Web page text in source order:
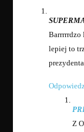
Barrrrrdzo
lepiej to
prezydenta
Z